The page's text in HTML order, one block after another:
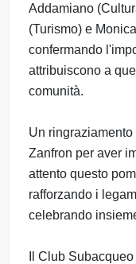
Addamiano
(Turismo) e
confermando
attribuiscono a
comunità.
Un
Zanfron per aver
attento questo
rafforzando i
celebrando
Il Club